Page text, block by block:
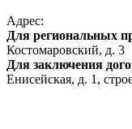
Адрес:
Для региональных
Костомаровский, д. 3
Для заключения
Енисейская, д. 1,